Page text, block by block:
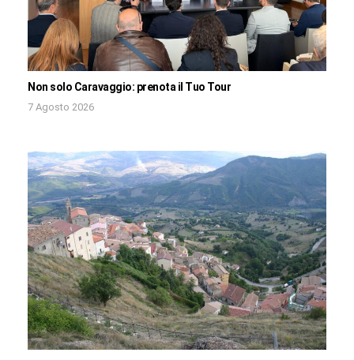
Non solo Caravaggio: prenota il Tuo Tour
7 Agosto 2026